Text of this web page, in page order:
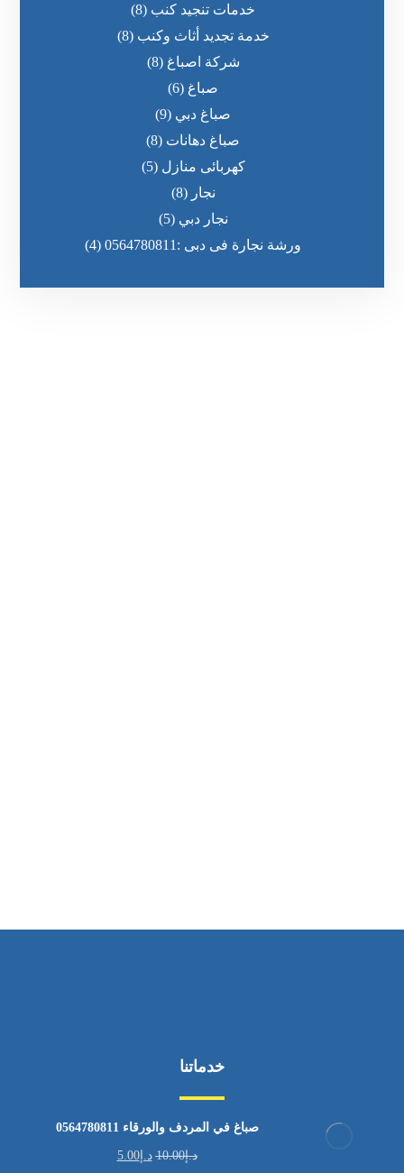
خدمات تنجيد كنب (8)
خدمة تجديد أثاث وكنب (8)
شركة اصباغ (8)
صباغ (6)
صباغ دبي (9)
صباغ دهانات (8)
كهربائى منازل (5)
نجار (8)
نجار دبي (5)
ورشة نجارة فى دبى :0564780811
(4)
خدماتنا
صباغ في المردف والورقاء 0564780811
د.إ10.00 د.إ5.00